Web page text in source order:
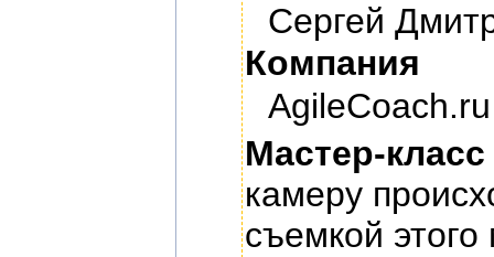
Сергей
Компания
AgileCoach.ru
Мастер-
камеру
съемкой